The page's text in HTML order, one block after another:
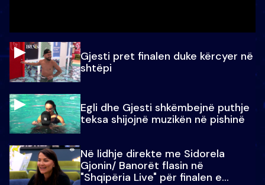
Gjesti pret finalen duke kërcyer në
shtëpi
Egli dhe Gjesti shkëmbejnë puthje
teksa shijojnë muzikën në pishinë
Në lidhje direkte me Sidorela
Gjonin/ Banorët flasin në
"Shqipëria Live" për finalen e